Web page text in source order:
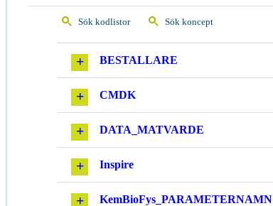
Sök kodlistor Sök koncept
BESTALLARE
CMDK
DATA_MATVARDE
Inspire
KemBioFys_PARAMETERNAMN